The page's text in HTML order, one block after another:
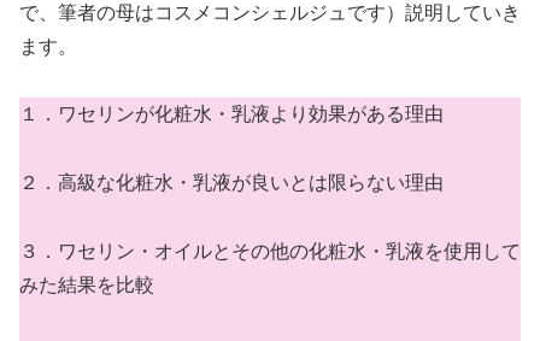
で、筆者の母はコスメコンシェルジュです）説明していき
ます。
１．ワセリンが化粧水・乳液より効果がある理由
２．高級な化粧水・乳液が良いとは限らない理由
３．ワセリン・オイルとその他の化粧水・乳液を使用して
みた結果を比較